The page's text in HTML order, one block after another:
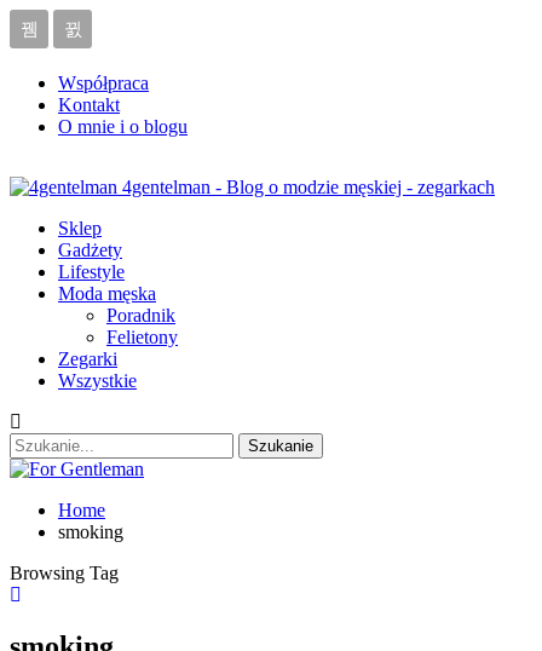
Współpraca
Kontakt
O mnie i o blogu
4gentelman - Blog o modzie męskiej - zegarkach
Sklep
Gadżety
Lifestyle
Moda męska
Poradnik
Felietony
Zegarki
Wszystkie
Home
smoking
Browsing Tag